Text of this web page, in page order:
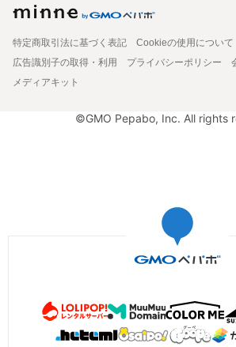
特定商取引法に基づく表記
Cookieの使用について
広告識別子の取得・利用
プライバシーポリシー
メディアキット
©GMO Pepabo, Inc. All rights